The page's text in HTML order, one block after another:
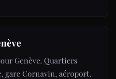
Genève. Quartiers
gare Cornavin, aéroport.